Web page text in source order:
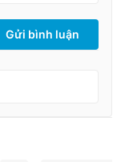
Gửi bình luận